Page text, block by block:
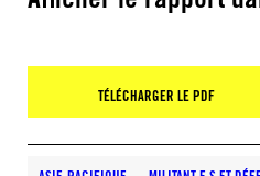
TÉLÉCHARGER LE PDF